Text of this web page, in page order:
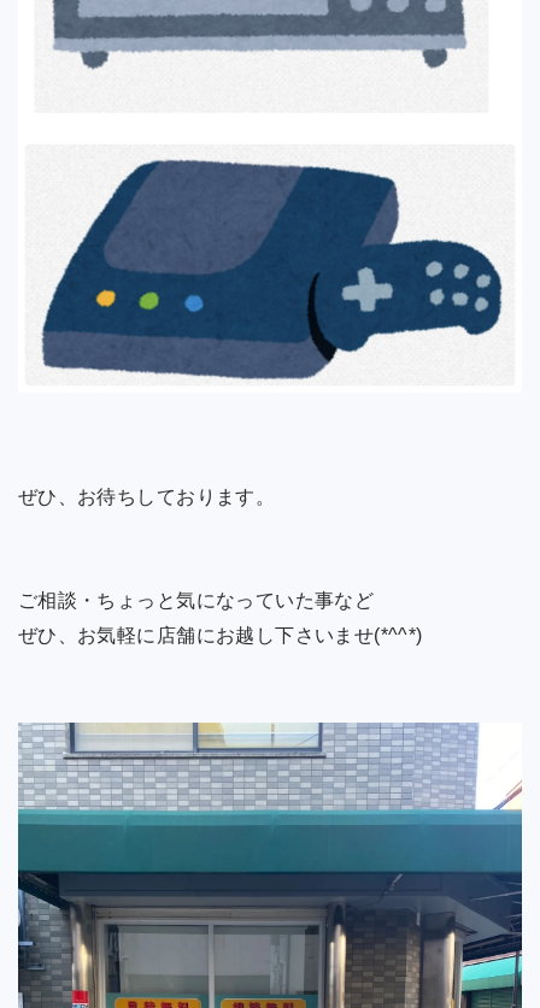
ぜひ、お待ちしております。
ご相談・ちょっと気になっていた事など
ぜひ、お気軽に店舗にお越し下さいませ(*^^*)